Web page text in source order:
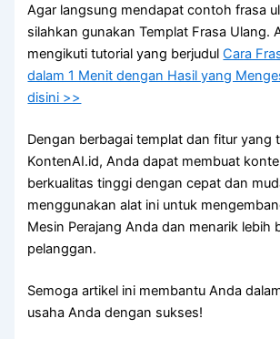
Agar langsung mendapat contoh frasa
silahkan gunakan Templat Frasa Ulang.
mengikuti tutorial yang berjudulCara
dalam 1 Menit dengan Hasil yang
disini >>
Dengan berbagai templat dan fitur yang
KontenAI.id, Anda dapat membuat
berkualitas tinggi dengan cepat dan
menggunakan alat ini untuk
Mesin Perajang Anda dan menarik lebih
pelanggan.
Semoga artikel ini membantu Anda
usaha Anda dengan sukses!